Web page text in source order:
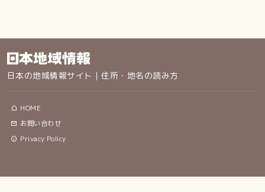
日本の地域情報サイト｜住所・地名の読み方
HOME
お問い合わせ
Privacy Policy